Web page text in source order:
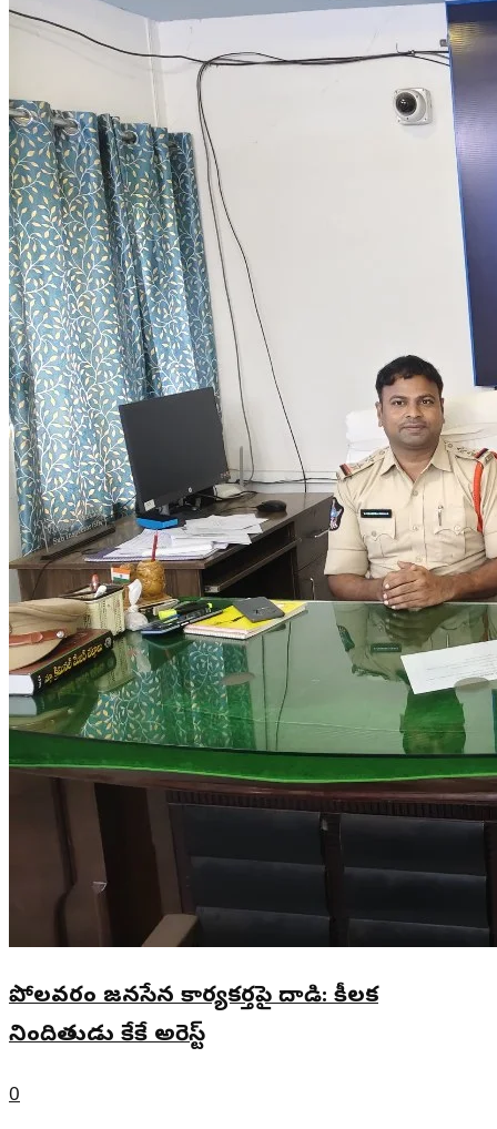
పోలవరం జనసేన కార్యకర్తపై దాడి: కీలక
నిందితుడు కేకే అరెస్ట్
0